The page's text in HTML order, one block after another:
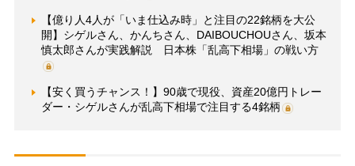
【億り人4人が「いま仕込み時」と注目の22銘柄を大公
開】シゲルさん、かんちさん、DAIBOUCHOUさん、坂本
慎太郎さんが実践解説 日本株「乱高下相場」の戦い方
【安く買うチャンス！】90歳で現役、資産20億円トレー
ダー・シゲルさんが乱高下相場で注目する4銘柄